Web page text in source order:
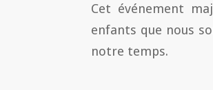
Cet événement
enfants que nous
notre temps.